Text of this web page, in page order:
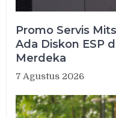
Promo Servis
Ada Diskon ESP
Merdeka
7 Agustus 2026